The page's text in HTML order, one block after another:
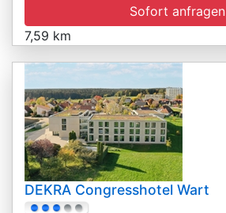
Sofort anfragen
7,59 km
DEKRA Congresshotel Wart